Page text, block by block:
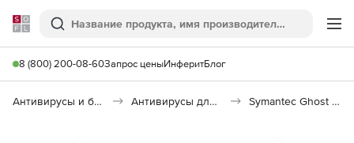
Softline
Поиск
8 (800) 200-08-60Запрос ценыИнферитБлог
Антивирусы и безопасность Антивирусы для организаций Symantec Ghost Solution Suite